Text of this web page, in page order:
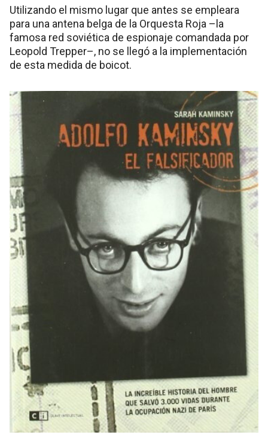
Utilizando el mismo lugar que antes se empleara
para una antena belga de la Orquesta Roja –la
famosa red soviética de espionaje comandada por
Leopold Trepper–, no se llegó a la implementación
de esta medida de boicot.